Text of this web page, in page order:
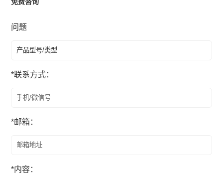
问题
*联系方式：
*邮箱：
*内容：